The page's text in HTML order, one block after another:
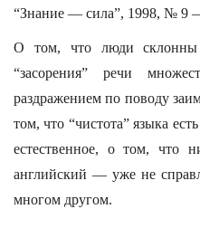
“Знание — сила”, 1998, № 9
О том, что люди склонны
“засорения” речи
раздражением по поводу
том, что “чистота” языка
естественное, о том, что
английский — уже не
многом другом.